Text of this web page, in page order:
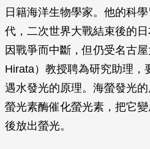
日籍海洋生物學家。他的科
代，二次世界大戰結束後的
因戰爭而中斷，但仍受名古
Hirata）教授聘為研究助理，
遇水發光的原理。海螢發光
螢光素酶催化螢光素，把它
後放出螢光。